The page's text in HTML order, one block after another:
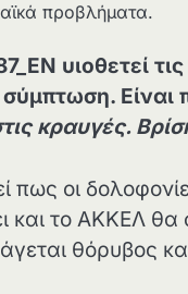
προβλήματα.
υιοθετεί
Είναι
κραυγές.
οι
το ΑΚΚΕΛ θα
θόρυβος